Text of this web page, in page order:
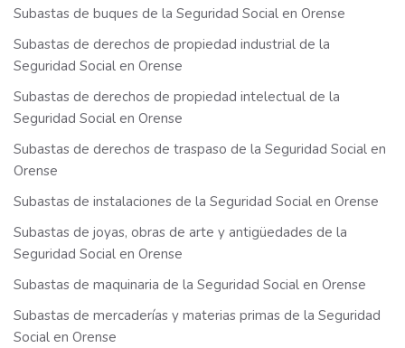
Subastas de buques de la Seguridad Social en Orense
Subastas de derechos de propiedad industrial de la
Seguridad Social en Orense
Subastas de derechos de propiedad intelectual de la
Seguridad Social en Orense
Subastas de derechos de traspaso de la Seguridad Social en
Orense
Subastas de instalaciones de la Seguridad Social en Orense
Subastas de joyas, obras de arte y antigüedades de la
Seguridad Social en Orense
Subastas de maquinaria de la Seguridad Social en Orense
Subastas de mercaderías y materias primas de la Seguridad
Social en Orense